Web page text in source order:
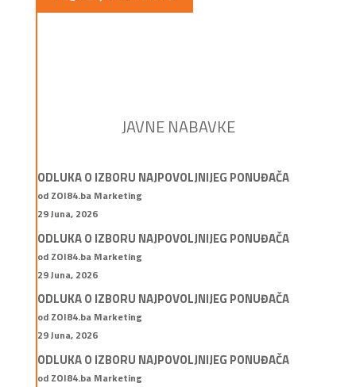
JAVNE NABAVKE
ODLUKA O IZBORU NAJPOVOLJNIJEG PONUĐAČA
od ZOI84.ba Marketing
29 Juna, 2026
ODLUKA O IZBORU NAJPOVOLJNIJEG PONUĐAČA
od ZOI84.ba Marketing
29 Juna, 2026
ODLUKA O IZBORU NAJPOVOLJNIJEG PONUĐAČA
od ZOI84.ba Marketing
29 Juna, 2026
ODLUKA O IZBORU NAJPOVOLJNIJEG PONUĐAČA
od ZOI84.ba Marketing